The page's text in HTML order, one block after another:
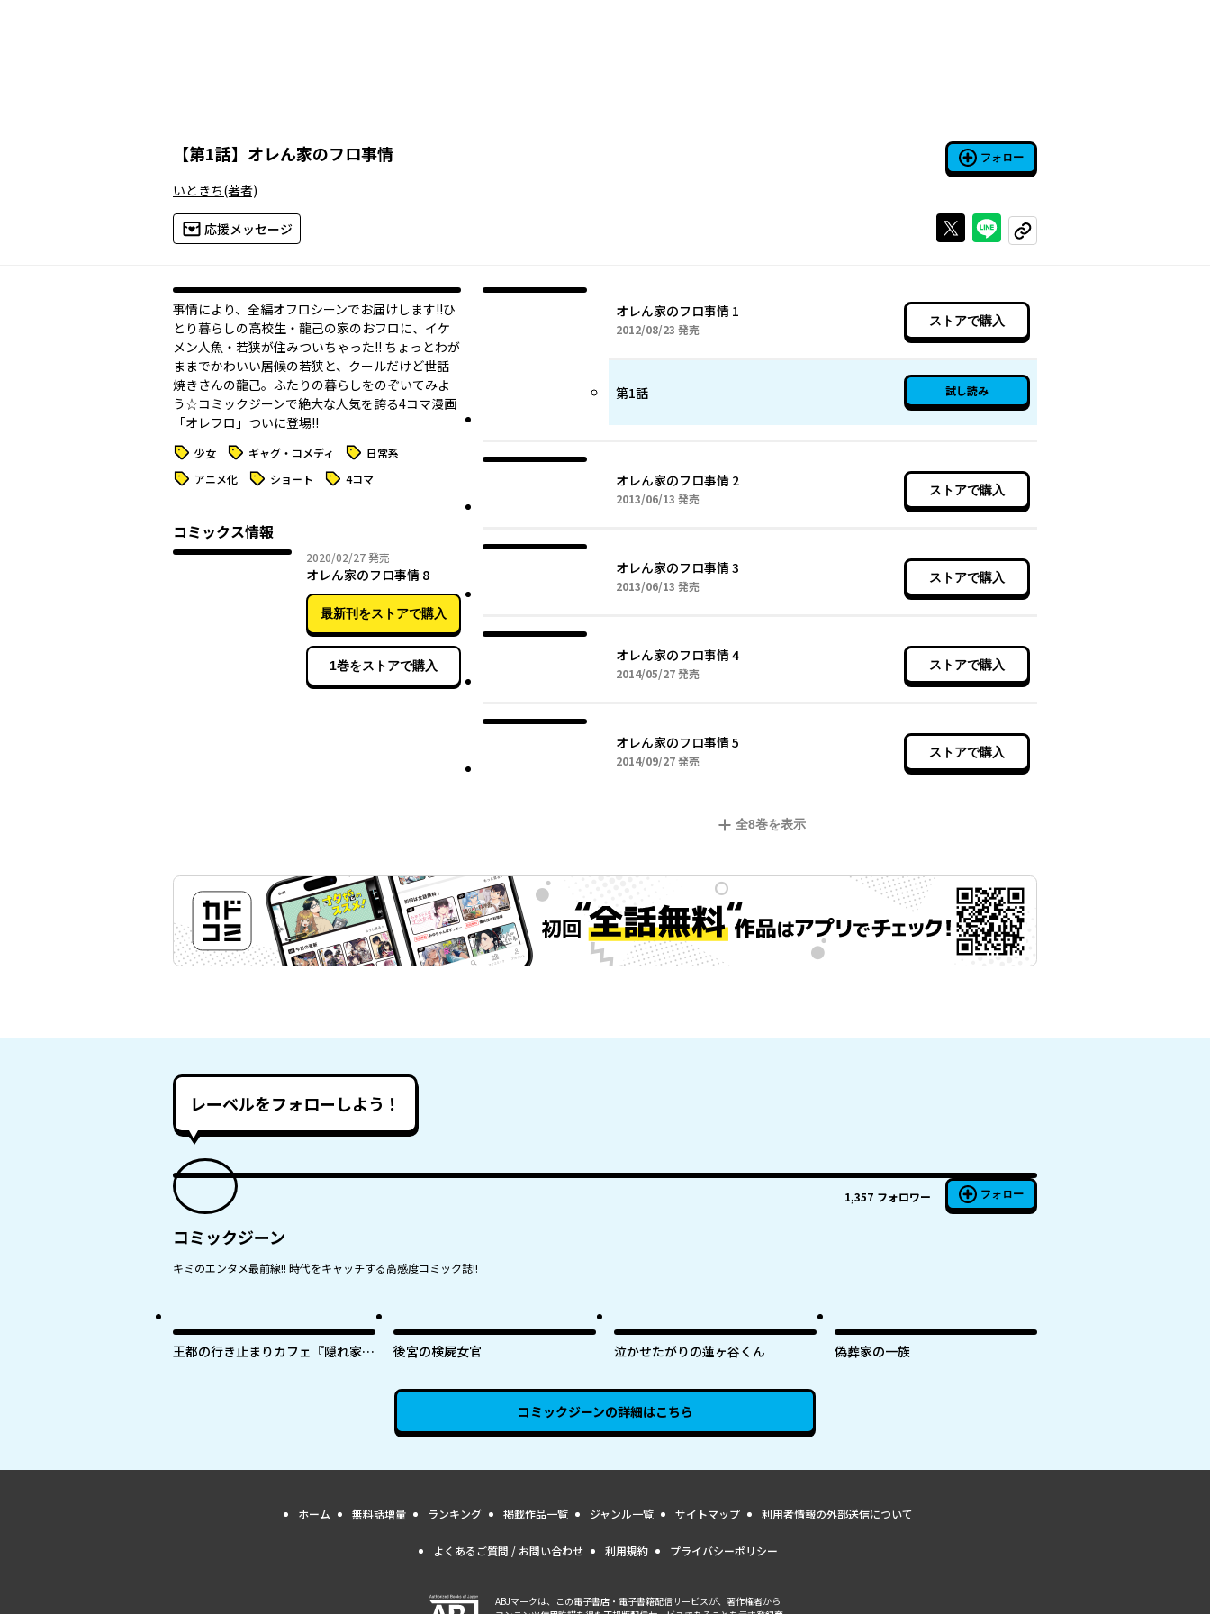
【第1話】 オレん家のフロ事情 フォロー
いときち(著者)
応援メッセージ Xで投稿するラインでシェアする
コピーする
事情により、全編オフロシーンでお届けします!!ひ
とり暮らしの高校生・龍己の家のおフロに、イケ
メン人魚・若狭が住みついちゃった!! ちょっとわが
ままでかわいい居候の若狭と、クールだけど世話
焼きさんの龍己。ふたりの暮らしをのぞいてみよ
う☆コミックジーンで絶大な人気を誇る4コマ漫画
「オレフロ」ついに登場!!
タグ 少女 タグ ギャグ・コメディ タグ 日常系
タグ アニメ化 タグ ショート タグ 4コマ
コミックス情報
2020/02/272020年02月27日
発売
オレん家のフロ事情 8
最新刊をストアで購入
1巻をストアで購入
オレん家のフロ事情 1
2012/08/23 2012年08月23日
発売
ストアで購入
第1話 試し読み
オレん家のフロ事情 2
2013/06/13 2013年06月13日
発売
ストアで購入
オレん家のフロ事情 3
2013/06/13 2013年06月13日
発売
ストアで購入
オレん家のフロ事情 4
2014/05/272014年05月27日
発売
ストアで購入
オレん家のフロ事情 5
2014/09/272014年09月27日
発売
ストアで購入
全8巻を表示
レーベルをフォローしよう！
1,357 フォロワー フォロー
コミックジーン
キミのエンタメ最前線!! 時代をキャッチする高感度コミック誌!!
王都の行き止まりカフェ『隠れ家』
後宮の検屍女官 泣かせたがりの蓮ヶ谷くん 偽葬家の一族
コミックジーンの詳細はこちら
ホーム 無料話増量 ランキング 掲載作品一覧 ジャンル一覧 サイトマップ 利用者情報の外部送信について
よくあるご質問 / お問い合わせ 利用規約 プライバシーポリシー
ABJマークは、この電子書店・電子書籍配信サービスが、著作権者から